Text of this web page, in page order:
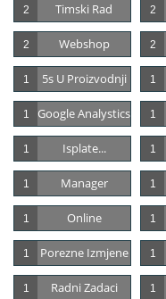
Timski Rad
2 2
Webshop
2 2
5s U Proizvodnji
1 1
Google Analystics
1 1
Isplate...
1 1
Manager
1 1
Online
1 1
Porezne Izmjene
1 1
Radni Zadaci
1 1